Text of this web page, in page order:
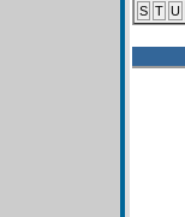
S T U